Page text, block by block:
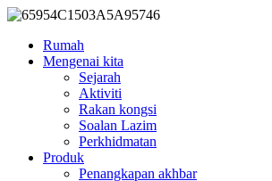
Rumah
Mengenai kita
Sejarah
Aktiviti
Rakan kongsi
Soalan Lazim
Perkhidmatan
Produk
Penangkapan akhbar